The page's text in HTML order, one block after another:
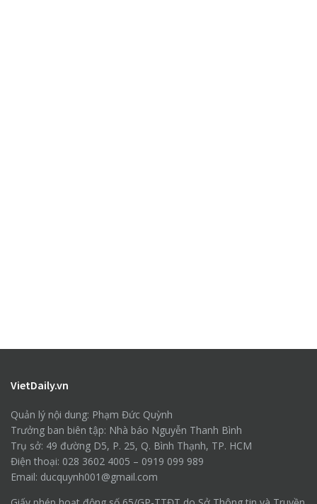
VietDaily.vn
Quản lý nội dung: Phạm Đức Quỳnh
Trưởng ban biên tập: Nhà báo Nguyễn Thanh Bình
Trụ sở: 49 đường D5, P. 25, Q. Bình Thạnh, TP. HCM
Điện thoại: 028 3602 4005 – 0919 099 989
Email: ducquynh001@gmail.com